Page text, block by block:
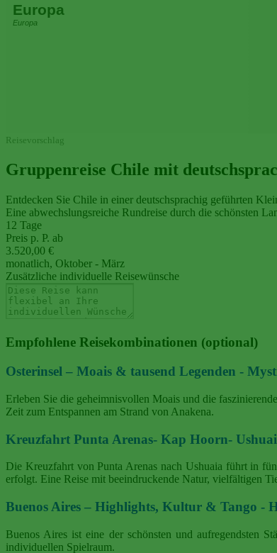
Europa
Europa
Reisevorschlag
Gruppenreise Chile mit
Entdecken Sie Chile in einer deutschsprachig geführten
Eine abwechslungsreiche Rundreise durch die schönsten
12 Tage
Preis p. P. ab
3.520,00 €
monatlich, Oktober - März
Zusätzliche individuelle Reisewünsche
Empfohlene Reisekombinationen (optional)
Osterinsel – Moais & tausend Legenden -
Erleben Sie die geheimnisvollen Moais und die
Zeit zum Entspannen am Strand von Anakena.
Kreuzfahrt Punta Arenas- Kap Hoorn-
Die Kreuzfahrt von Punta Arenas nach Ushuaia führt in
erfolgt. Eine Reise mit beeindruckende Natur, vielfältigen
Buenos Aires – Highlights, Kultur & Tango -
Buenos Aires ist eine der schönsten und aufregendsten
individuellen Spielraum.